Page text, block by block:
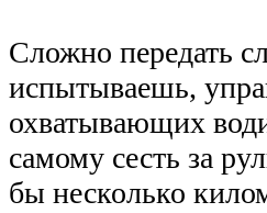
Сложно передать
испытываешь,
охватывающих
самому сесть за
бы несколько